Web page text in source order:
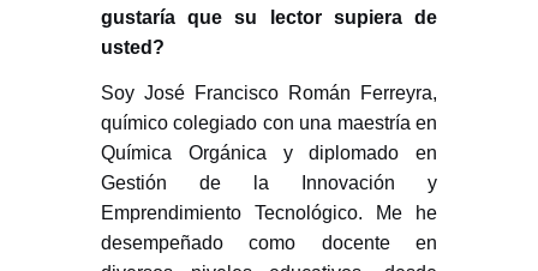
gustaría que su lector supiera de
usted?
Soy José Francisco Román Ferreyra,
químico colegiado con una maestría en
Química Orgánica y diplomado en
Gestión de la Innovación y
Emprendimiento Tecnológico. Me he
desempeñado como docente en